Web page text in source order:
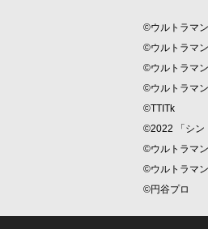
©ウルトラマ
©ウルトラマ
©ウルトラマ
©ウルトラマ
©TTITk
©2022 「シン
©ウルトラマ
©ウルトラマ
©円谷プロ